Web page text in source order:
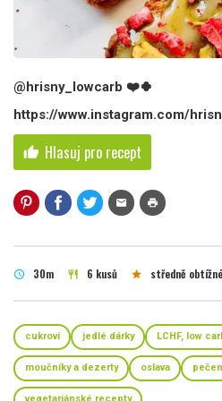
@hrisny_lowcarb ❤️🍀
https://www.instagram.com/
thumb_up Hlasuj pro recept
mail print
schedule 30m restaurant 6 kusů star středně obtížné
cukroví jedlé dárky LCHF, low
moučníky a dezerty oslava